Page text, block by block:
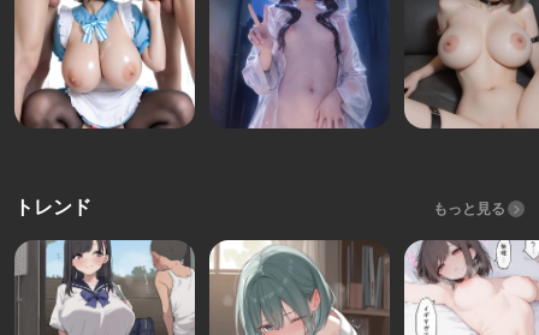
トレンド もっと見る